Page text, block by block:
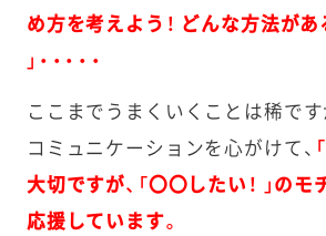
め方を考えよう！ どんな方法があ
」・・・・・
ここまでうまくいくことは稀です
コミュニケーションを心がけて、
大切ですが、「〇〇したい！ 」の
応援しています。